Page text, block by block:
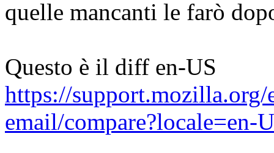
quelle mancanti le farò
Questo è il diff en-US
https://support.mozilla.org/
email/